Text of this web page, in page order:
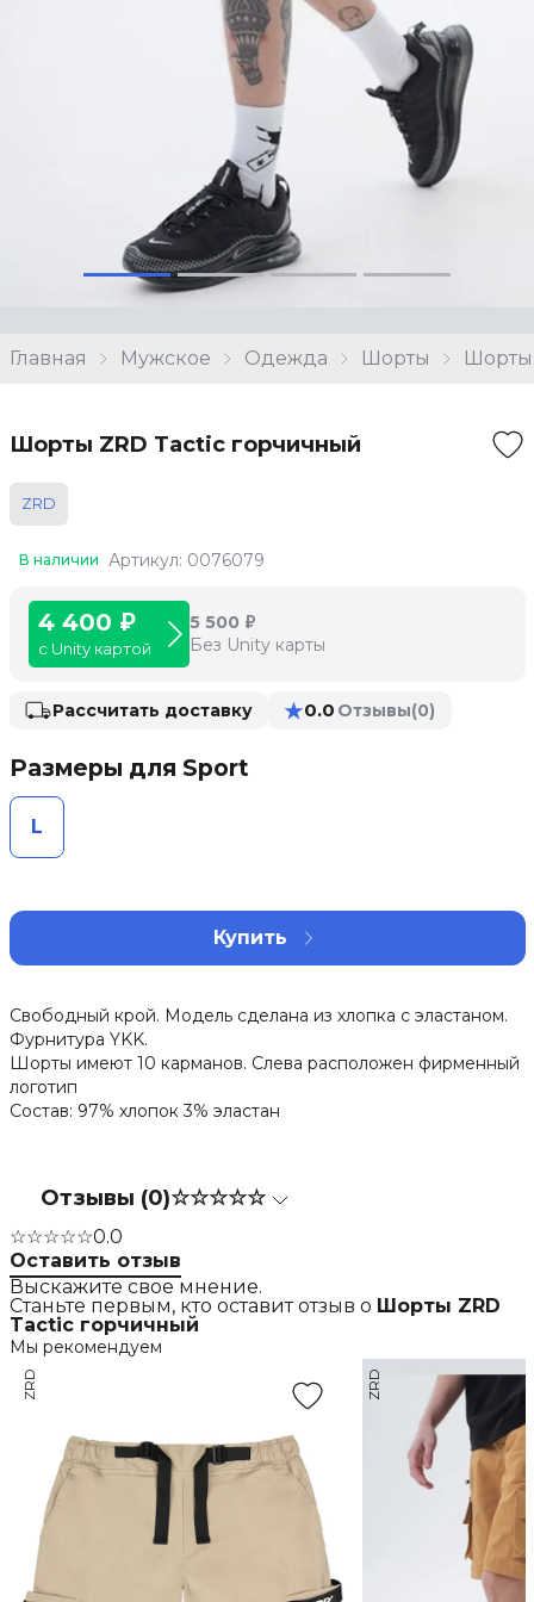
Главная Мужское Одежда Шорты Шорты
Шорты ZRD Tactic горчичный
ZRD
В наличии Артикул: 0076079
4 400 ₽
с Unity картой
5 500 ₽
Без Unity карты
Рассчитать доставку ★0.0 Отзывы(0)
Размеры для Sport
L
Купить
Свободный крой. Модель сделана из хлопка с эластаном.
Фурнитура YKK.
Шорты имеют 10 карманов. Слева расположен фирменный
логотип
Состав: 97% хлопок 3% эластан
Отзывы (0)☆☆☆☆☆
☆☆☆☆☆0.0
Оставить отзыв
Выскажите свое мнение.
Станьте первым, кто оставит отзыв о Шорты ZRD
Tactic горчичный
Мы рекомендуем
ZRD ZRD